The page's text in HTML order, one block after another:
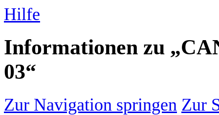
Hilfe
Informationen zu
03“
Zur Navigation springen Zur